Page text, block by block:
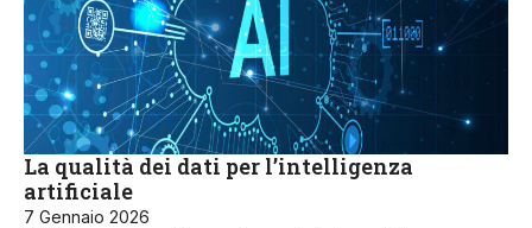
La qualità dei dati per l’intelligenza
artificiale
7 Gennaio 2026